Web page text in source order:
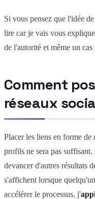
Si vous pensez que l'idée
lire car je vais vous
de l'autorité et même un
Comment
réseaux
Placer les liens en forme de
profils ne sera pas
devancer d'autres résultats
s'affichent lorsque
accélérer le processus, j'